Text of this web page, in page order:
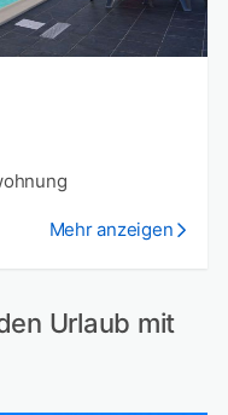
Mehr anzeigen
Urlaub mit